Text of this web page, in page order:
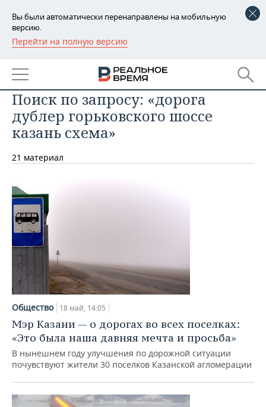
Вы были автоматически перенаправлены на мобильную
версию.
Перейти на полную версию
РЕГИОНЫ
БАШКОРТОСТАН
ТАТАРСТАН
УДМУРТИЯ
НОВОСТИ
АНАЛИТИКА
НОВОСТИ АНАЛИТИКИ
ДЕКЛАРАЦИИ О ДОХОДАХ
ВУЗЫ ТАТАРСТАНА
КОМУ ПРИНАДЛЕЖАТ
ТОРГОВЫЕ ЦЕНТРЫ
ТАТАРСТАНА
ЭКОНОМИКА
НОВОСТИ ЭКОНОМИКИ
БАНКИ
БЮДЖЕТ
ИНВЕСТИЦИИ
ПРОМЫШЛЕННОСТЬ
ПРОМЫШЛЕННОСТИ
АГРОПРОМ
МАШИНОСТРОЕНИЕ
НЕФТЕХИМИЯ
НЕФТЬ
ОПК
ЭНЕРГЕТИКА
НОВОСТИ НЕДВИЖИМОСТИ
АВТО
НОВОСТИ АВТО
БИЗНЕС
НОВОСТИ БИЗНЕСА
РОЗНИЧНАЯ ТОРГОВЛЯ
ТРАНСПОРТ
УСЛУГИ
ТЕХНОЛОГИИ
НОВОСТИ ТЕХНОЛОГИЙ
МЕДИА
ТЕЛЕКОММУНИКАЦИИ
МЕРОПРИЯТИЯ
НОВОСТИ МЕРОПРИЯТИЙ
ВЫЕЗДНАЯ РЕДАКЦИЯ
БИЗНЕС-БРАНЧИ
ONLINE-КОНФЕРЕНЦИИ
НОВОСТИ СПОРТА
ФУТБОЛ
ХОККЕЙ
ОБЩЕСТВО
НОВОСТИ ОБЩЕСТВА
ВЛАСТЬ
ФОТОГАЛЕРЕЯ
СЮЖЕТЫ
Поиск по запросу: «дорога
дублер горьковского шоссе
казань схема»
21 материал
Общество 18 май, 14:05
Мэр Казани — о дорогах во всех поселках:
«Это была наша давняя мечта и просьба»
В нынешнем году улучшения по дорожной ситуации
почувствуют жители 30 поселков Казанской агломерации